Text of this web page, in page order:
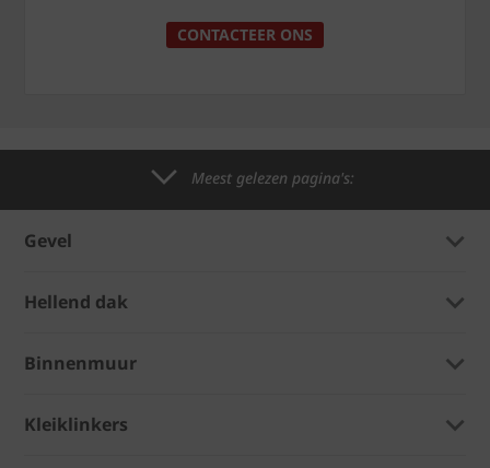
CONTACTEER ONS
Meest gelezen pagina's:
Gevel
Hellend dak
Binnenmuur
Kleiklinkers